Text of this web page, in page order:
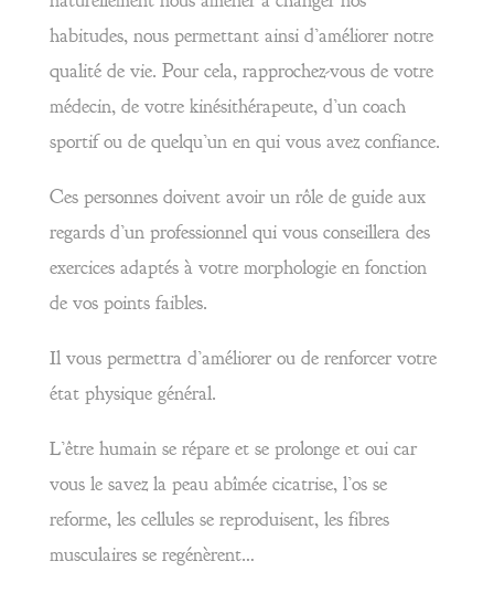
habitudes, nous permettant ainsi d’améliorer notre
qualité de vie. Pour cela, rapprochez-vous de votre
médecin, de votre kinésithérapeute, d’un coach
sportif ou de quelqu’un en qui vous avez confiance.
Ces personnes doivent avoir un rôle de guide aux
regards d’un professionnel qui vous conseillera des
exercices adaptés à votre morphologie en fonction
de vos points faibles.
Il vous permettra d’améliorer ou de renforcer votre
état physique général.
L’être humain se répare et se prolonge et oui car
vous le savez la peau abîmée cicatrise, l’os se
reforme, les cellules se reproduisent, les fibres
musculaires se regénèrent…